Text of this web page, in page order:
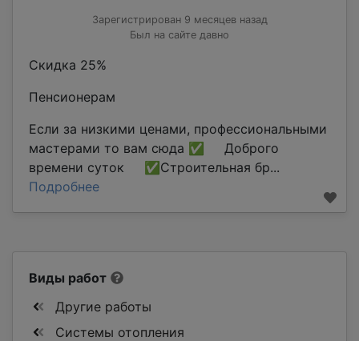
Зарегистрирован 9 месяцев назад
Был на сайте давно
Скидка 25%
Пенсионерам
Если за низкими ценами, профессиональными
мастерами то вам сюда ✅ Доброго
времени суток ✅Строительная бр...
Подробнее
Виды работ
Другие работы
Системы отопления